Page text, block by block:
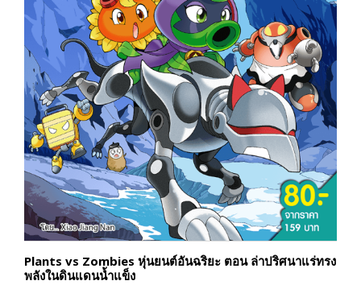
Plants vs Zombies หุ่นยนต์อันฉริยะ ตอน ล่าปริศนาแร่ทรง
พลังในดินแดนน้ำแข็ง